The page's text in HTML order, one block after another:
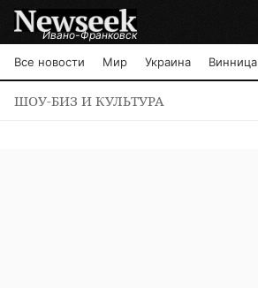
Ивано-Франковск
Все новости Мир Украина Винница
ШОУ-БИЗ И КУЛЬТУРА